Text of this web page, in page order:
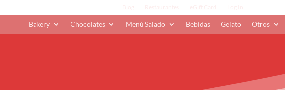
Bakery Chocolates Menú Salado Bebidas Gelato Otros